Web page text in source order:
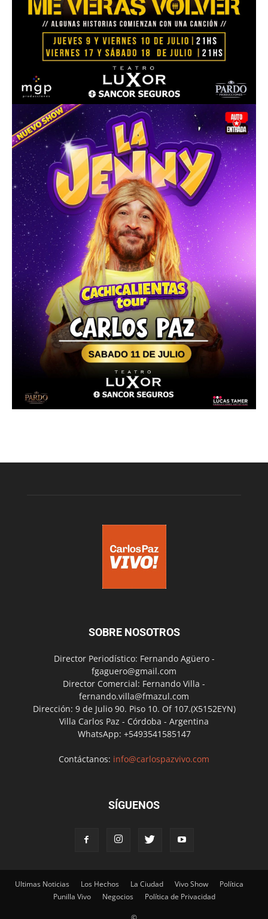
SOBRE NOSOTROS
Director Periodístico: Fernando Agüero -
fgaguero@gmail.com
Director Comercial: Fernando Villa -
fernando.villa@fmazul.com
Dirección: 9 de Julio 90. Piso 10. Of 107.(X5152EYN)
Villa Carlos Paz - Córdoba - Argentina
WhatsApp: +5493541585147
Contáctanos: info@carlospazvivo.com
SÍGUENOS
Ultimas Noticias Los Hechos La Ciudad Vivo Show
Política
Punilla Vivo
Negocios Política de Privacidad